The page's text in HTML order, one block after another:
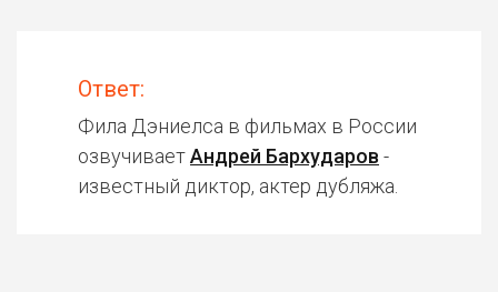
Ответ:
Фила Дэниелса в фильмах в России
озвучиваетАндрей Бархударов -
известный диктор, актер дубляжа.